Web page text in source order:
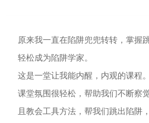
原来我一直在陷阱兜兜转转，掌握
轻松成为陷阱学家。
这是一堂让我能内醒，内观的课程。
课堂氛围很轻松，帮助我们不断察
且教会工具方法，帮我们跳出陷阱